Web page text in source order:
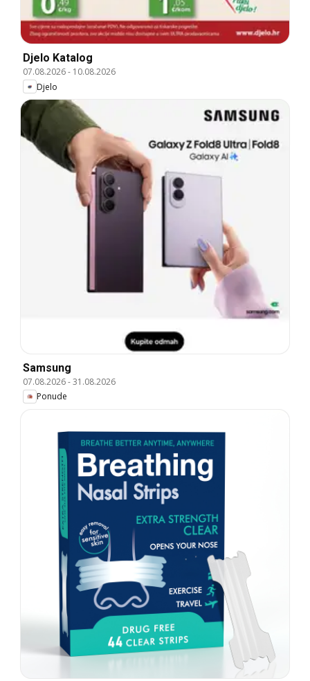
Djelo Katalog
07.08.2026- 10.08.2026
Djelo
Samsung
07.08.2026-31.08.2026
Ponude